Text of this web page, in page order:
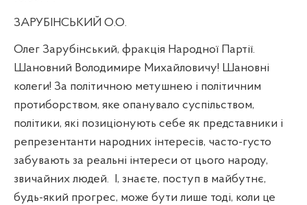
ЗАРУБІНСЬКИЙ О.О.
Олег Зарубінський, фракція Народної Партії.
Шановний Володимире Михайловичу! Шановні
колеги! За політичною метушнею і політичним
протиборством, яке опанувало суспільством,
політики, які позиціонують себе як представники і
репрезентанти народних інтересів, часто-густо
забувають за реальні інтереси от цього народу,
звичайних людей.
І, знаєте, поступ в майбутнє,
будь-який прогрес, може бути лише тоді, коли це